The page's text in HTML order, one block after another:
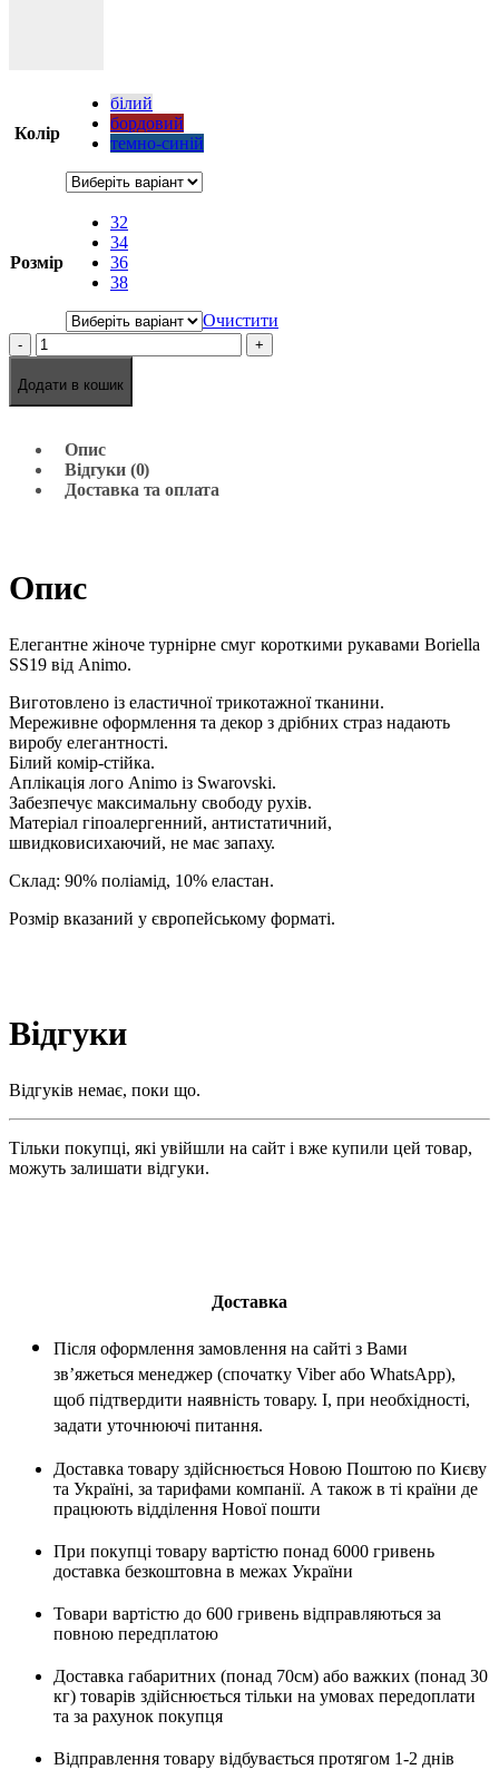
Колір
білий
бордовий
темно-синій
Розмір
32
34
36
38
Очистити
- +
Додати в кошик
Опис
Відгуки (0)
Доставка та оплата
Опис
Елегантне жіноче турнірне смуг короткими рукавами Boriella
SS19 від Animo.
Виготовлено із еластичної трикотажної тканини.
Мереживне оформлення та декор з дрібних страз надають
виробу елегантності.
Білий комір-стійка.
Аплікація лого Animo із Swarovski.
Забезпечує максимальну свободу рухів.
Матеріал гіпоалергенний, антистатичний,
швидковисихаючий, не має запаху.
Склад: 90% поліамід, 10% еластан.
Розмір вказаний у європейському форматі.
Відгуки
Відгуків немає, поки що.
Тільки покупці, які увійшли на сайт і вже купили цей товар,
можуть залишати відгуки.
Доставка
Після оформлення замовлення на сайті з Вами
зв’яжеться менеджер (спочатку Viber або WhatsApp),
щоб підтвердити наявність товару. І, при необхідності,
задати уточнюючі питання.
Доставка товару здійснюється Новою Поштою по Києву
та Україні, за тарифами компанії. А також в ті країни де
працюють відділення Нової пошти
При покупці товару вартістю понад 6000 гривень
доставка безкоштовна в межах України
Товари вартістю до 600 гривень відправляються за
повною передплатою
Доставка габаритних (понад 70см) або важких (понад 30
кг) товарів здійснюється тільки на умовах передоплати
та за рахунок покупця
Відправлення товару відбувається протягом 1-2 днів